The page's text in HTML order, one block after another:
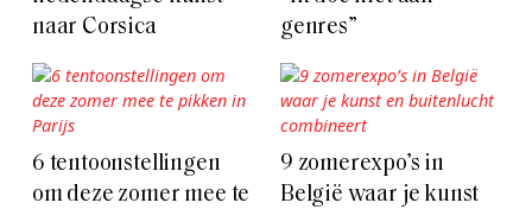
naar Corsica
genres”
6 tentoonstellingen
om deze zomer mee te
9 zomerexpo’s in
België waar je kunst